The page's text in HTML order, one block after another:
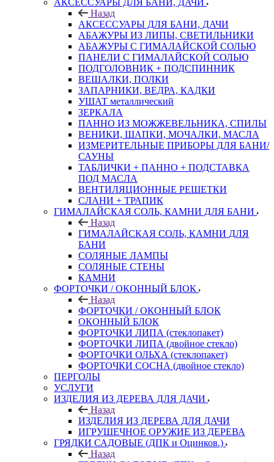
АКСЕССУАРЫ ДЛЯ БАНИ, ДАЧИ
Назад
АКСЕССУАРЫ ДЛЯ БАНИ, ДАЧИ
АБАЖУРЫ ИЗ ЛИПЫ, СВЕТИЛЬНИКИ
АБАЖУРЫ С ГИМАЛАЙСКОЙ СОЛЬЮ
ПАНЕЛИ С ГИМАЛАЙСКОЙ СОЛЬЮ
ПОДГОЛОВНИК + ПОДСПИННИК
ВЕШАЛКИ, ПОЛКИ
ЗАПАРНИКИ, ВЕДРА, КАДКИ
УШАТ металлический
ЗЕРКАЛА
ПАННО ИЗ МОЖЖЕВЕЛЬНИКА, СПИЛЫ
ВЕНИКИ, ШАПКИ, МОЧАЛКИ, МАСЛА
ИЗМЕРИТЕЛЬНЫЕ ПРИБОРЫ ДЛЯ БАНИ/
САУНЫ
ТАБЛИЧКИ + ПАННО + ПОДСТАВКА
ПОД МАСЛА
ВЕНТИЛЯЦИОННЫЕ РЕШЕТКИ
СЛАНИ + ТРАПИК
ГИМАЛАЙСКАЯ СОЛЬ, КАМНИ ДЛЯ БАНИ
Назад
ГИМАЛАЙСКАЯ СОЛЬ, КАМНИ ДЛЯ
БАНИ
СОЛЯНЫЕ ЛАМПЫ
СОЛЯНЫЕ СТЕНЫ
КАМНИ
ФОРТОЧКИ / ОКОННЫЙ БЛОК
Назад
ФОРТОЧКИ / ОКОННЫЙ БЛОК
ОКОННЫЙ БЛОК
ФОРТОЧКИ ЛИПА (стеклопакет)
ФОРТОЧКИ ЛИПА (двойное стекло)
ФОРТОЧКИ ОЛЬХА (стеклопакет)
ФОРТОЧКИ СОСНА (двойное стекло)
ПЕРГОЛЫ
УСЛУГИ
ИЗДЕЛИЯ ИЗ ДЕРЕВА ДЛЯ ДАЧИ
Назад
ИЗДЕЛИЯ ИЗ ДЕРЕВА ДЛЯ ДАЧИ
ИГРУШЕЧНОЕ ОРУЖИЕ ИЗ ДЕРЕВА
ГРЯДКИ САДОВЫЕ (ДПК и Оцинков.)
Назад